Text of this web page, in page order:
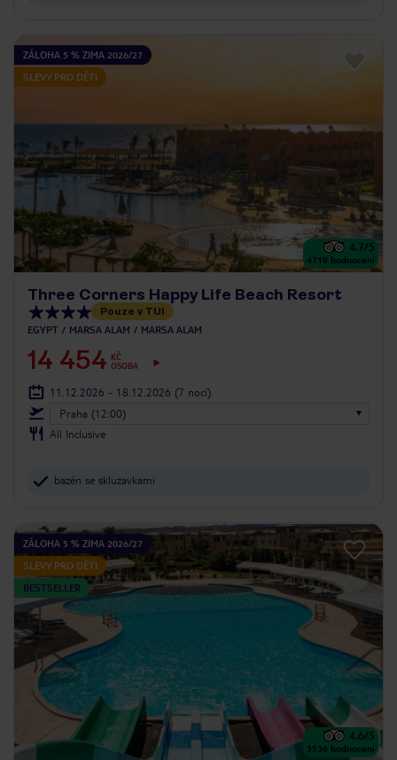
ZÁLOHA 5 % ZIMA 2026/27
SLEVY PRO DĚTI
4.7/5
4719 hodnocení
Three Corners Happy Life Beach Resort
Pouze v TUI
EGYPT MARSA ALAM MARSA ALAM
14 454 KČ
OSOBA
11.12.2026 - 18.12.2026 (7 nocí)
Praha (12:00)
All Inclusive
bazén se skluzavkami
ZÁLOHA 5 % ZIMA 2026/27
SLEVY PRO DĚTI
BESTSELLER
4.6/5
3536 hodnocení